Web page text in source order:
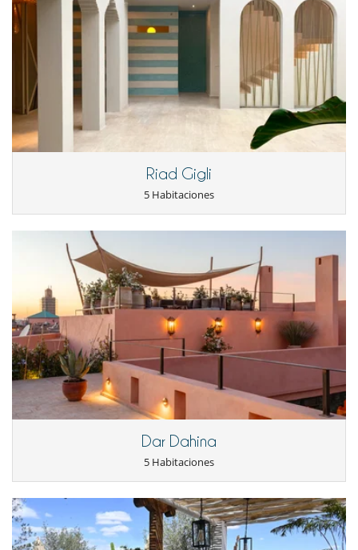
Geneviève M. 26/10/2019 - 02/11/2019 9.7
L'emplacement (même si actuellement il y a des travaux autour
du Riad et qu'il est difficile d'y accéder car route détruite) elle est
idéalement située pour faire la majeur partie des points d'intérêts
à pied.
La beauté du lieu tout était impeccable et magnifiquement bien
rénové.
Les petits apéros préparés par Mouna quand on rentre en fin
Le couscous et le zaalouk délicieux de Mouna
discussion avec Mouna les choses proposées étaient fraiches et
non congelées comme le premier jour.
Natacha F. 16/10/2019 - 20/10/2019
Thank you for the wonderfull hospitality. It was beyong what we
even
imagined.
This riad is magical and we cannot wait to return
We will also send many friends. Much Love !
Jeff B. 30/09/2019 - 06/10/2019 9.7
Rien à ajouter si ce n’est les bains de soleil sur la terrasse autour
appréciées par nous toutes. Absolument merveilleux ! fabuleux !
magique !
Riad Gigli
5 Habitaciones
Dar Dahina
5 Habitaciones